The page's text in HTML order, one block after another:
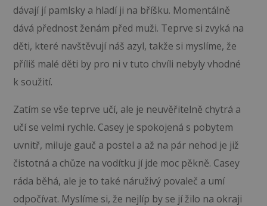
dávají jí pamlsky a hladí ji na bříšku. Momentálně
dává přednost ženám před muži. Teprve si zvyká na
děti, které navštěvují náš azyl, takže si myslíme, že
příliš malé děti by pro ni v tuto chvíli nebyly vhodné
k soužití.
Zatím se vše teprve učí, ale je neuvěřitelně chytrá a
učí se velmi rychle. Casey je spokojená s pobytem
uvnitř, miluje gauč a postel a až na pár nehod je již
čistotná a chůze na vodítku jí jde moc pěkně. Casey
ráda běhá, ale je to také náruživý povaleč a umí
odpočívat. Myslíme si, že nejlíp by se jí žilo na okraji